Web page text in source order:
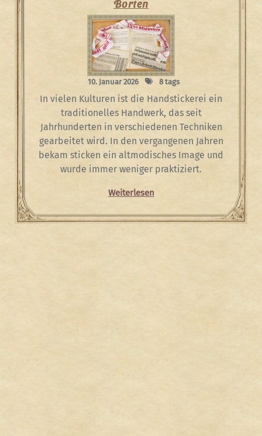
Borten
10. Januar 2026 8 tags
In vielen Kulturen ist die Handstickerei ein
traditionelles Handwerk, das seit
Jahrhunderten in verschiedenen Techniken
gearbeitet wird. In den vergangenen Jahren
bekam sticken ein altmodisches Image und
wurde immer weniger praktiziert.
Weiterlesen